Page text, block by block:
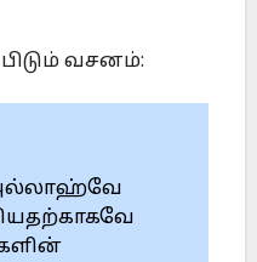
வசனம்: